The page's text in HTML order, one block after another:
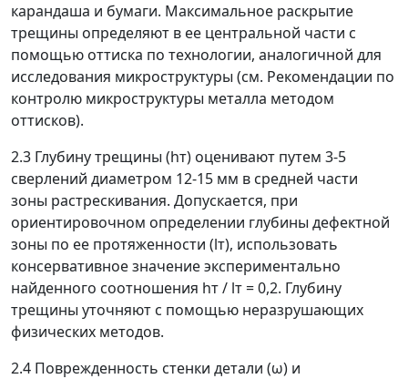
карандаша и бумаги. Максимальное раскрытие
трещины определяют в ее центральной части с
помощью оттиска по технологии, аналогичной для
исследования микроструктуры (см. Рекомендации по
контролю микроструктуры металла методом
оттисков).
2.3 Глубину трещины (hт) оценивают путем 3-5
сверлений диаметром 12-15 мм в средней части
зоны растрескивания. Допускается, при
ориентировочном определении глубины дефектной
зоны по ее протяженности (lт), использовать
консервативное значение экспериментально
найденного соотношения hт/ lт= 0,2. Глубину
трещины уточняют с помощью неразрушающих
физических методов.
2.4 Поврежденность стенки детали (ω) и